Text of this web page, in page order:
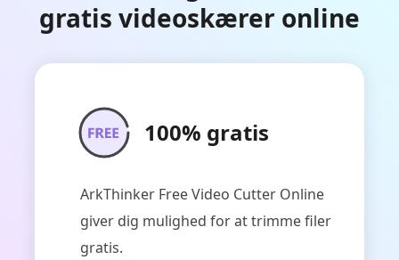
gratis videoskærer online
100% gratis
ArkThinker Free Video Cutter Online
giver dig mulighed for at trimme filer
gratis.